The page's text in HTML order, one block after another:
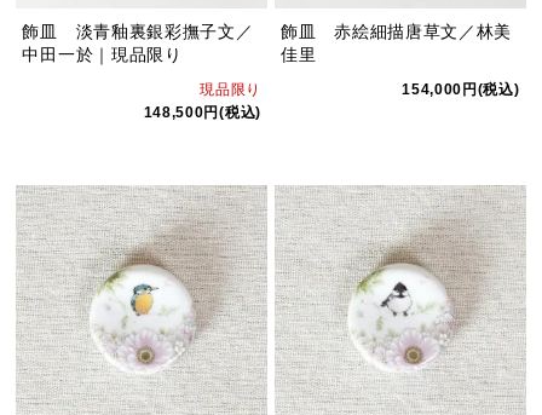
飾皿 淡青釉裏銀彩撫子文／
中田一於｜現品限り
現品限り
148,500円(税込)
飾皿 赤絵細描唐草文／林美
佳里
154,000円(税込)